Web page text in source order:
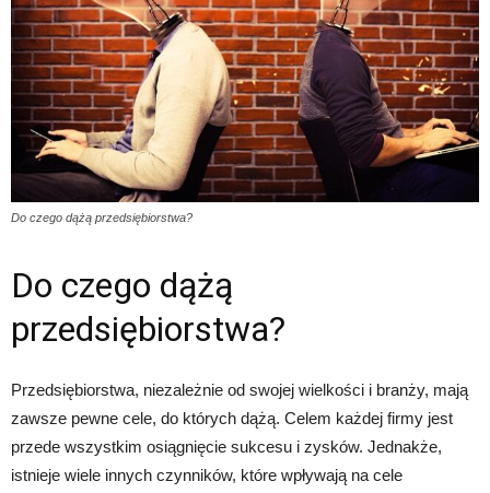
Do czego dążą przedsiębiorstwa?
Do czego dążą
przedsiębiorstwa?
Przedsiębiorstwa, niezależnie od swojej wielkości i branży, mają
zawsze pewne cele, do których dążą. Celem każdej firmy jest
przede wszystkim osiągnięcie sukcesu i zysków. Jednakże,
istnieje wiele innych czynników, które wpływają na cele